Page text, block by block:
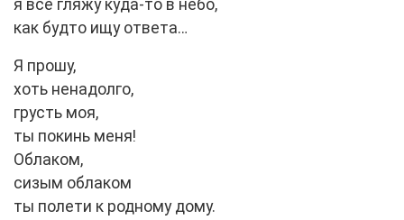
я всё гляжу куда-то в небо,
как будто ищу ответа…
Я прошу,
хоть ненадолго,
грусть моя,
ты покинь меня!
Облаком,
сизым облаком
ты полети к родному дому.